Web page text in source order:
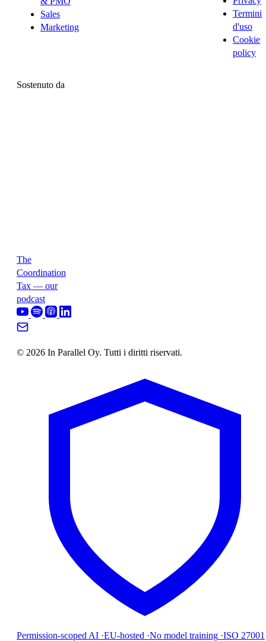
Sales
Marketing
Termini
d'uso
Cookie
policy
Sostenuto da
The
Coordination
Tax — our
podcast
© 2026 In Parallel Oy. Tutti i diritti riservati.
Permission-scoped AI ·EU-hosted ·No model training ·ISO 27001